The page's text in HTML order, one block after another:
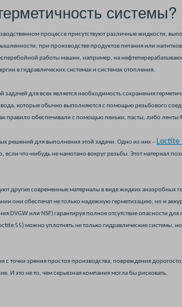
системы?
процессе присутствуют различные жидкости,
при производстве продуктов питания или
работы машин, например, на
в гидравлических системах и системах отопления.
для всех является необходимость сохранения
которые обычно выполняются с помощью резьбового
правило обеспечивали с помощью пеньки, пасты, либо
решений для выполнения этой задачи. Одно из них – Loctite
если что-нибудь не намотано вокруг резьбы. Этот материал
другие современные материалы в виде жидких анаэробных
они обеспечат не только надежную герметизацию, но и
DVGW или NSF) гарантируя полное отсутствие опасности
55) можно уплотнять не только гидравлические системы,
с точки зрения простоя производства, повреждения
И это не то, чем серьезная компания могла бы рисковать.